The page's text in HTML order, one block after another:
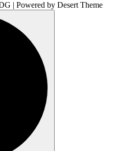
| Powered by Desert Theme